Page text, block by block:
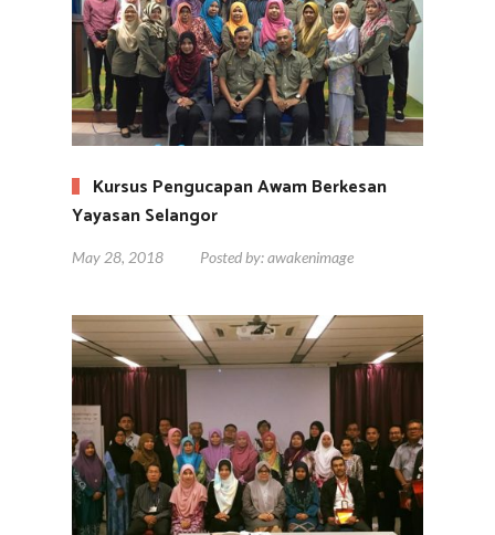
Kursus Pengucapan Awam Berkesan
Yayasan Selangor
May 28, 2018 Posted by:awakenimage